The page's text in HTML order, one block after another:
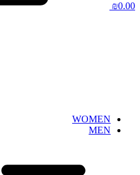
₪0.00
WOMEN
MEN